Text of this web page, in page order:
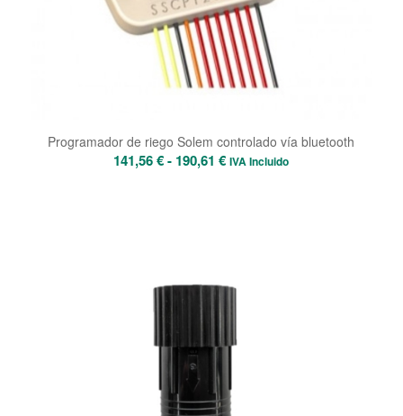
Programador de riego Solem controlado vía bluetooth
141,56€ - 190,61€Rango
190,61 €
IVA Incluido